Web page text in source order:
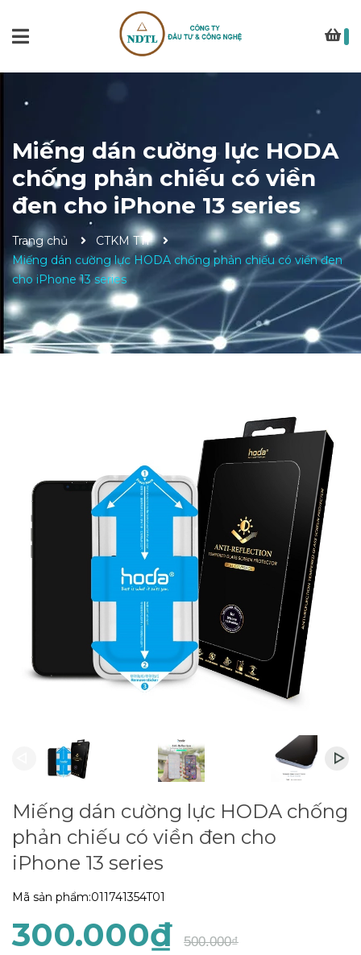
Miếng dán cường lực HODA
chống phản chiếu có viền
đen cho iPhone 13 series
Trang chủ
CTKM T11
Miếng dán cường lực HODA chống phản chiếu có viền đen
cho iPhone 13 series
Miếng dán cường lực HODA chống
phản chiếu có viền đen cho
iPhone 13 series
Mã sản phẩm:011741354T01
300.000₫ 500.000₫